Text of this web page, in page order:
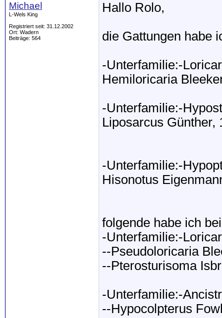
Michael
L-Wels King
Registriert seit: 31.12.2002
Ort: Wadern
Beiträge: 564
Hallo Rolo,
die Gattungen habe
-Unterfamilie:-
Hemiloricaria
-Unterfamilie:-
Liposarcus Günther,
-Unterfamilie:-
Hisonotus
folgende habe ich
-Unterfamilie:-
--Pseudoloricaria
--Pterosturisoma
-Unterfamilie:-
--Hypocolpterus